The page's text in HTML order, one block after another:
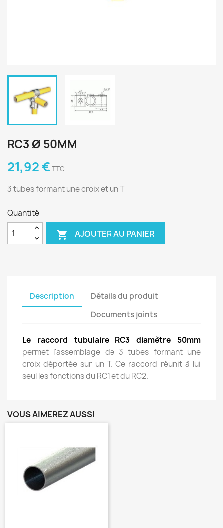
RC3 Ø 50MM
21,92 € TTC
3 tubes formant une croix et un T
Quantité
 AJOUTER AU PANIER
Description
Détails du produit
Documents joints
Le raccord tubulaire RC3 diamètre 50mm
permet l'assemblage de 3 tubes formant une
croix déportée sur un T. Ce raccord réunit à lui
seul les fonctions du RC1 et du RC2.
VOUS AIMEREZ AUSSI